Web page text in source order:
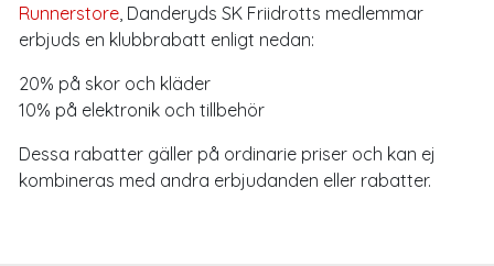
Runnerstore , Danderyds SK Friidrotts medlemmar
erbjuds en klubbrabatt enligt nedan:
20% på skor och kläder
10% på elektronik och tillbehör
Dessa rabatter gäller på ordinarie priser och kan ej
kombineras med andra erbjudanden eller rabatter.